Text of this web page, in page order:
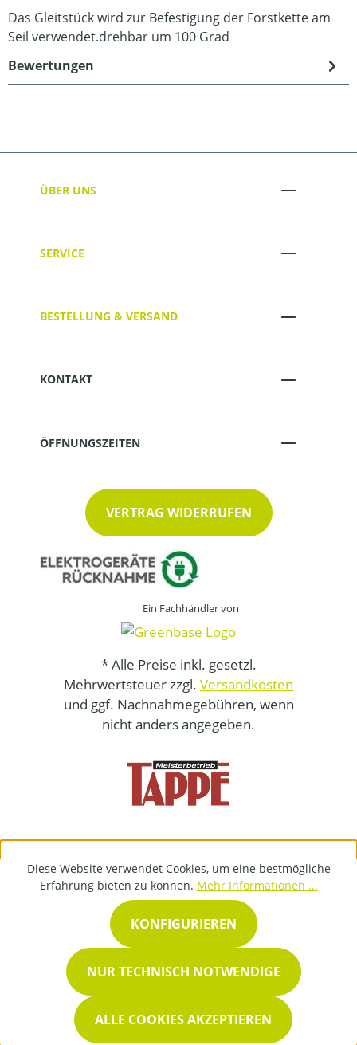
Das Gleitstück wird zur Befestigung der Forstkette am
Seil verwendet.drehbar um 100 Grad
Bewertungen
ÜBER UNS
SERVICE
BESTELLUNG & VERSAND
KONTAKT
ÖFFNUNGSZEITEN
VERTRAG WIDERRUFEN
Ein Fachhändler von
* Alle Preise inkl. gesetzl.
Mehrwertsteuer zzgl. Versandkosten
und ggf. Nachnahmegebühren, wenn
nicht anders angegeben.
Diese Website verwendet Cookies, um eine bestmögliche
Erfahrung bieten zu können. Mehr Informationen ...
NUR TECHNISCH NOTWENDIGE
KONFIGURIEREN
ALLE COOKIES AKZEPTIEREN